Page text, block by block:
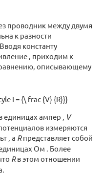
проводник между двумя
к разности
константу
, приходим к
описывающему
I = {\ frac {V} {R}}}
единицах ампер , V
измеряются
, а Rпредставляет собой
Ом . Более
Rв этом отношении